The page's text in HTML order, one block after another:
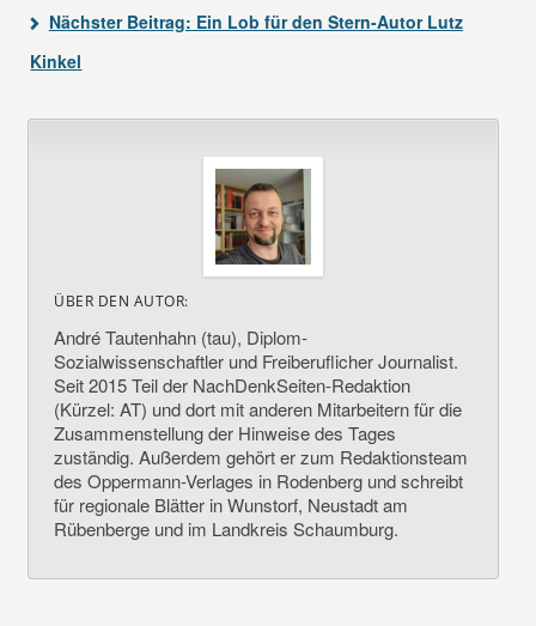
Nächster Beitrag: Ein Lob für den Stern-Autor Lutz
Kinkel
ÜBER DEN AUTOR:
André Tautenhahn (tau), Diplom-
Sozialwissenschaftler und Freiberuflicher Journalist.
Seit 2015 Teil der NachDenkSeiten-Redaktion
(Kürzel: AT) und dort mit anderen Mitarbeitern für die
Zusammenstellung der Hinweise des Tages
zuständig. Außerdem gehört er zum Redaktionsteam
des Oppermann-Verlages in Rodenberg und schreibt
für regionale Blätter in Wunstorf, Neustadt am
Rübenberge und im Landkreis Schaumburg.